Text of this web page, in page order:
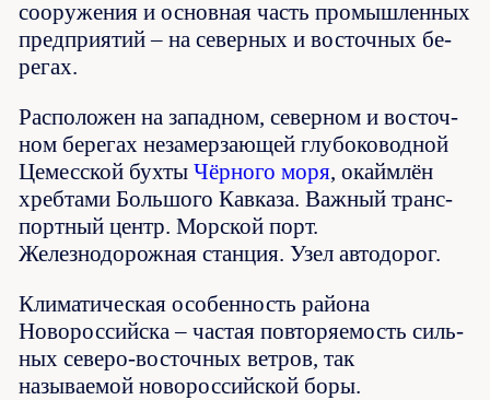
со­ору­же­ния и основная часть промышленных
пред­при­ятий – на северных и восточных бе­
ре­гах.
Рас­по­ло­жен на западном, северном и вос­точ­
ном бе­ре­гах не­за­мер­заю­щей глу­бо­ко­вод­ной
Це­мес­ской бух­тыЧёр­но­го моря, окайм­лён
хреб­та­ми Боль­шо­го Кав­ка­за. Важ­ный транс­
порт­ный центр. Морской порт.
Железнодорожная стан­ция. Узел ав­то­до­рог.
Кли­ма­тическая осо­бен­ность рай­она
Новороссийска – час­тая по­вто­ряе­мость силь­
ных северо-восточных вет­ров, так
называемой но­во­рос­сий­ской бо­ры.